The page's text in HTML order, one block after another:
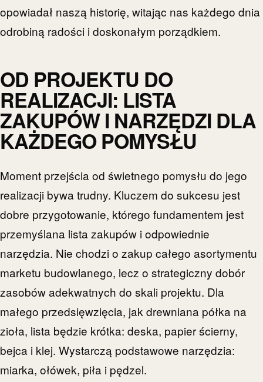
opowiadał naszą historię, witając nas każdego dnia
odrobiną radości i doskonałym porządkiem.
OD PROJEKTU DO
REALIZACJI: LISTA
ZAKUPÓW I NARZĘDZI DLA
KAŻDEGO POMYSŁU
Moment przejścia od świetnego pomysłu do jego
realizacji bywa trudny. Kluczem do sukcesu jest
dobre przygotowanie, którego fundamentem jest
przemyślana lista zakupów i odpowiednie
narzędzia. Nie chodzi o zakup całego asortymentu
marketu budowlanego, lecz o strategiczny dobór
zasobów adekwatnych do skali projektu. Dla
małego przedsięwzięcia, jak drewniana półka na
zioła, lista będzie krótka: deska, papier ścierny,
bejca i klej. Wystarczą podstawowe narzędzia:
miarka, ołówek, piła i pędzel.